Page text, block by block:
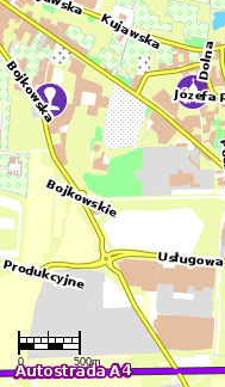
0 500m